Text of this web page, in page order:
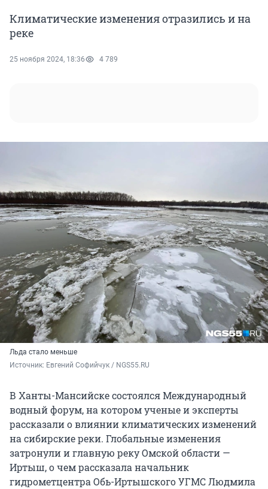
Климатические изменения отразились и на
реке
25 ноября 2024, 18:36 4 789
Льда стало меньше
Источник: Евгений Софийчук / NGS55.RU
В Ханты-Мансийске состоялся Международный
водный форум, на котором ученые и эксперты
рассказали о влиянии климатических изменений
на сибирские реки. Глобальные изменения
затронули и главную реку Омской области —
Иртыш, о чем рассказала начальник
гидрометцентра Обь-Иртышского УГМС Людмила